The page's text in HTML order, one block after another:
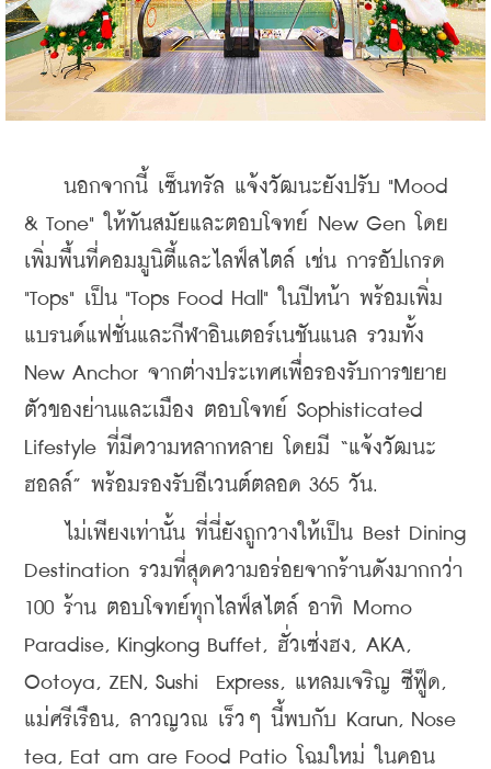
นอกจากนี้ เซ็นทรัล แจ้งวัฒนะยังปรับ "Mood
& Tone" ให้ทันสมัยและตอบโจทย์ New Gen โดย
เพิ่มพื้นที่คอมมูนิตี้และไลฟ์สไตล์ เช่น การอัปเกรด
"Tops" เป็น "Tops Food Hall" ในปีหน้า พร้อมเพิ่ม
แบรนด์แฟชั่นและกีฬาอินเตอร์เนชันแนล รวมทั้ง
New Anchor จากต่างประเทศเพื่อรองรับการขยาย
ตัวของย่านและเมือง ตอบโจทย์ Sophisticated
Lifestyle ที่มีความหลากหลาย โดยมี “แจ้งวัฒนะ
ฮอลล์” พร้อมรองรับอีเวนต์ตลอด 365 วัน.
ไม่เพียงเท่านั้น ที่นี่ยังถูกวางให้เป็น Best Dining
Destination รวมที่สุดความอร่อยจากร้านดังมากกว่า
100 ร้าน ตอบโจทย์ทุกไลฟ์สไตล์ อาทิ Momo
Paradise, Kingkong Buffet, ฮั่วเซ่งฮง, AKA,
Ootoya, ZEN, Sushi  Express, แหลมเจริญ ซีฟู๊ด,
แม่ศรีเรือน, ลาวญวณ เร็วๆ นี้พบกับ Karun, Nose
tea, Eat am are Food Patio โฉมใหม่ ในคอน